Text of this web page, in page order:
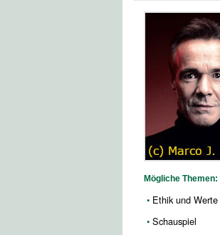
Mögliche Themen:
Ethik und Werte
Schauspiel